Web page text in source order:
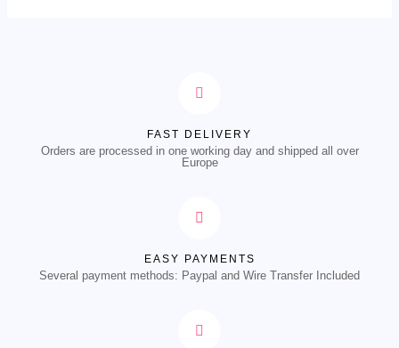
FAST DELIVERY
Orders are processed in one working day and shipped all over
Europe
EASY PAYMENTS
Several payment methods: Paypal and Wire Transfer Included